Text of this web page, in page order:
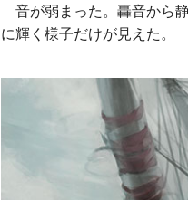
音が弱まった。轟音から
に輝く様子だけが見えた。